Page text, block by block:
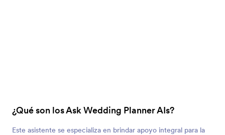
¿Qué son los Ask Wedding Planner AIs?
Este asistente se especializa en brindar apoyo integral para la